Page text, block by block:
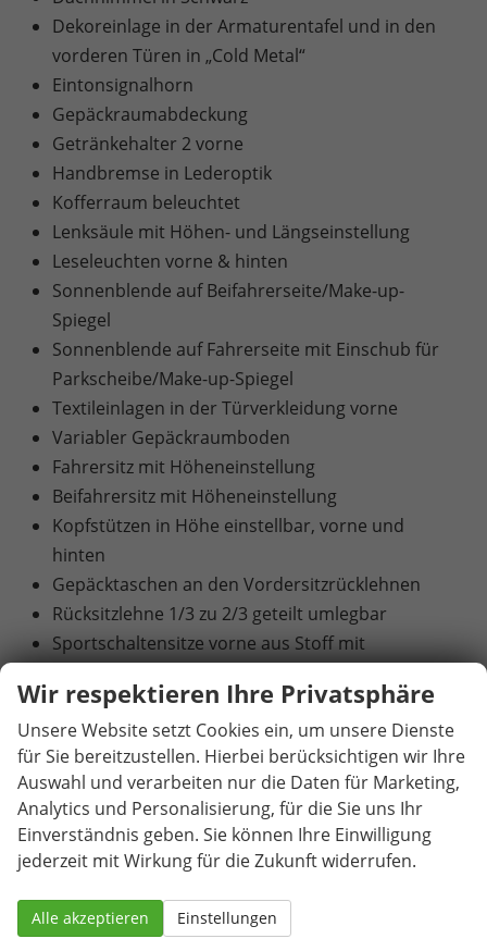
Dekoreinlage in der Armaturentafel und in den
vorderen Türen in „Cold Metal“
Eintonsignalhorn
Gepäckraumabdeckung
Getränkehalter 2 vorne
Handbremse in Lederoptik
Kofferraum beleuchtet
Lenksäule mit Höhen- und Längseinstellung
Leseleuchten vorne & hinten
Sonnenblende auf Beifahrerseite/Make-up-
Spiegel
Sonnenblende auf Fahrerseite mit Einschub für
Parkscheibe/Make-up-Spiegel
Textileinlagen in der Türverkleidung vorne
Variabler Gepäckraumboden
Fahrersitz mit Höheneinstellung
Beifahrersitz mit Höheneinstellung
Kopfstützen in Höhe einstellbar, vorne und
hinten
Gepäcktaschen an den Vordersitzrücklehnen
Rücksitzlehne 1/3 zu 2/3 geteilt umlegbar
Sportschaltensitze vorne aus Stoff mit
Heiz- und Frischluftsystem mit 4-stufigem
Gebläse und Umluftschaltung
2-Zonen-Climatronic (Klimaanlage mit
elektronischer Temperaturregelung)
Pollenfilter
6 Lautsprecher
Infotainmentsystem mit 8,25" Display [USB-C-
Schnittstelle / Bluetooth-Schnittstelle mit
integrierter Freisprechanlage und Audio-
Wir respektieren Ihre Privatsphäre
Unsere Website setzt Cookies ein, um unsere Dienste
für Sie bereitzustellen. Hierbei berücksichtigen wir Ihre
Auswahl und verarbeiten nur die Daten für Marketing,
Analytics und Personalisierung, für die Sie uns Ihr
Einverständnis geben. Sie können Ihre Einwilligung
jederzeit mit Wirkung für die Zukunft widerrufen.
Alle akzeptieren Einstellungen